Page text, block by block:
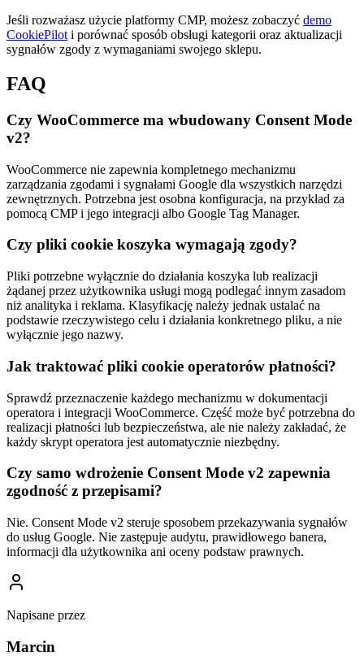
Jeśli rozważasz użycie platformy CMP, możesz zobaczyć demo
CookiePilot i porównać sposób obsługi kategorii oraz aktualizacji
sygnałów zgody z wymaganiami swojego sklepu.
FAQ
Czy WooCommerce ma wbudowany Consent Mode
v2?
WooCommerce nie zapewnia kompletnego mechanizmu
zarządzania zgodami i sygnałami Google dla wszystkich narzędzi
zewnętrznych. Potrzebna jest osobna konfiguracja, na przykład za
pomocą CMP i jego integracji albo Google Tag Manager.
Czy pliki cookie koszyka wymagają zgody?
Pliki potrzebne wyłącznie do działania koszyka lub realizacji
żądanej przez użytkownika usługi mogą podlegać innym zasadom
niż analityka i reklama. Klasyfikację należy jednak ustalać na
podstawie rzeczywistego celu i działania konkretnego pliku, a nie
wyłącznie jego nazwy.
Jak traktować pliki cookie operatorów płatności?
Sprawdź przeznaczenie każdego mechanizmu w dokumentacji
operatora i integracji WooCommerce. Część może być potrzebna do
realizacji płatności lub bezpieczeństwa, ale nie należy zakładać, że
każdy skrypt operatora jest automatycznie niezbędny.
Czy samo wdrożenie Consent Mode v2 zapewnia
zgodność z przepisami?
Nie. Consent Mode v2 steruje sposobem przekazywania sygnałów
do usług Google. Nie zastępuje audytu, prawidłowego banera,
informacji dla użytkownika ani oceny podstaw prawnych.
Napisane przez
Marcin